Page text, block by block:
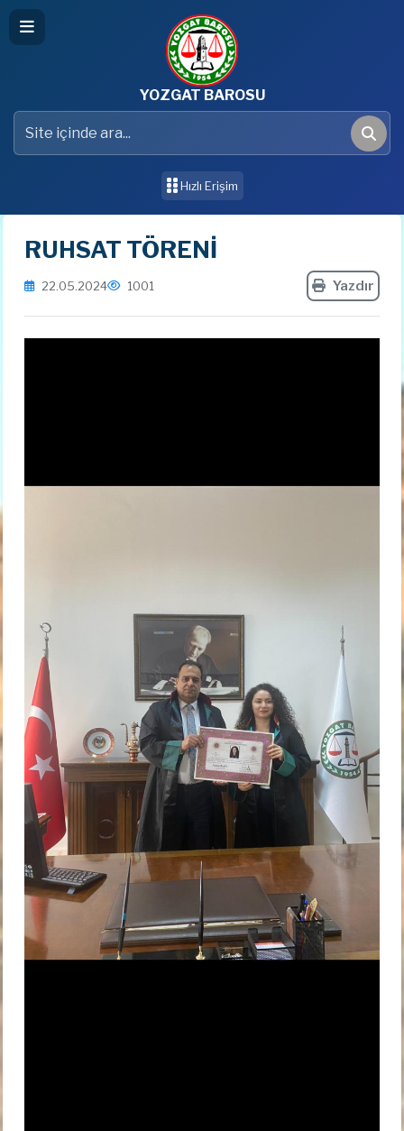
YOZGAT BAROSU
Site içinde ara
Ara
Hızlı Erişim
RUHSAT TÖRENİ
22.05.2024 1001 Yazdır